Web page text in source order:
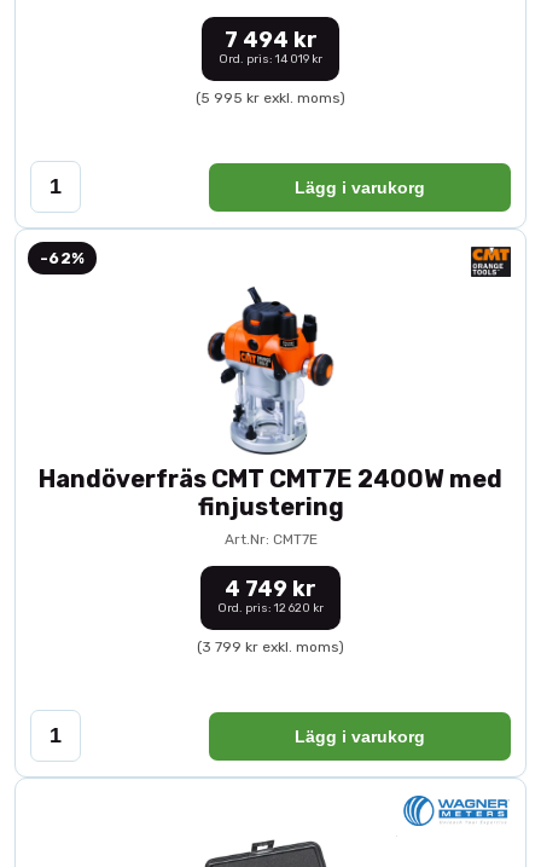
7 494 kr
Ord. pris: 14 019 kr
(5 995 kr exkl. moms)
Lägg i varukorg
-62%
Handöverfräs CMT CMT7E 2400W med
finjustering
Art.Nr: CMT7E
4 749 kr
Ord. pris: 12 620 kr
(3 799 kr exkl. moms)
Lägg i varukorg